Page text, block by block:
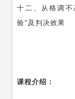
十二、 从格调
验”及判决效果
课程介绍：